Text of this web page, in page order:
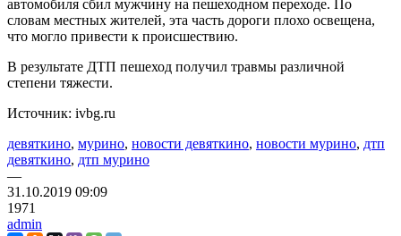
автомобиля сбил мужчину на пешеходном переходе. По
словам местных жителей, эта часть дороги плохо освещена,
что могло привести к происшествию.
В результате ДТП пешеход получил травмы различной
степени тяжести.
Источник: ivbg.ru
девяткино, мурино, новости девяткино, новости мурино, дтп
девяткино, дтп мурино
—
31.10.2019 09:09
1971
admin